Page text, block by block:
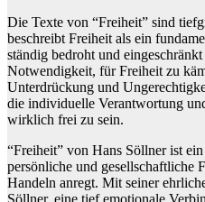
Die Texte von “Freiheit” sind
beschreibt Freiheit als ein
ständig bedroht und
Notwendigkeit, für Freiheit zu
Unterdrückung und
die individuelle Verantwortung
wirklich frei zu sein.
“Freiheit” von Hans Söllner ist
persönliche und gesellschaftliche
Handeln anregt. Mit seiner
Söllner, eine tief emotionale